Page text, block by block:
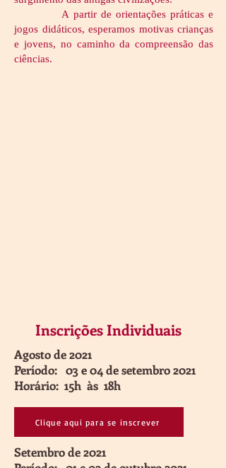
A partir de orientações práticas e
jogos didáticos, esperamos motivas crianças
e jovens, no caminho da compreensão das
ciências.
Inscrições Individuais
Agosto de 2021
Período: 03 e 04 de setembro 2021
Horário: 15h às 18h
Clique aqui para se inscrever
Setembro de 2021